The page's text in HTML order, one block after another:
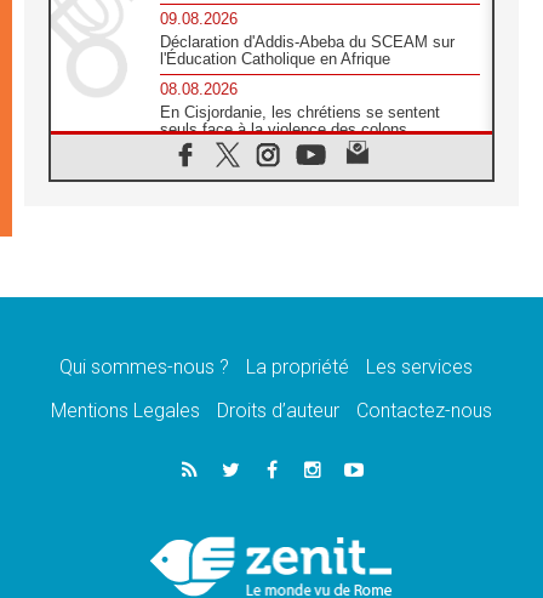
09.08.2026
Déclaration d'Addis-Abeba du SCEAM sur
l'Éducation Catholique en Afrique
08.08.2026
En Cisjordanie, les chrétiens se sentent
seuls face à la violence des colons
08.08.2026
Léon XIV au sanctuaire de Notre Dame du
08.08.2026
08.08.2026
catholiques
Au Bangladesh, l'Église accompagne les
Dalits sur le chemin de la dignité
Philippines: le vicariat apostolique de
Calapan devient un diocèse
Qui sommes-nous ? La propriété
Les services
Mentions Legales
Droits d’auteur Contactez-nous